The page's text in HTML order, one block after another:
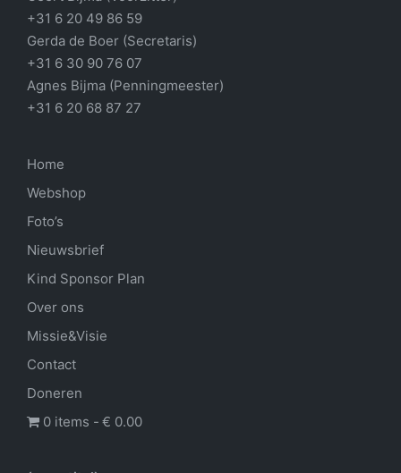
+31 6 20 49 86 59
Gerda de Boer (Secretaris)
+31 6 30 90 76 07
Agnes Bijma (Penningmeester)
+31 6 20 68 87 27
Home
Webshop
Foto’s
Nieuwsbrief
Kind Sponsor Plan
Over ons
Missie&Visie
Contact
Doneren
0 items
€ 0.00